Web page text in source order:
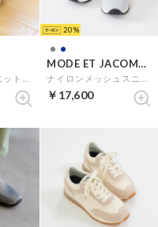
20
MODE ET JACOMO D'ICI
￥17,600